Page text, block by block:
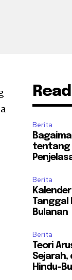
Berita
tentang
Berita
Bulanan
Berita
Teori
Sejarah,
Hindu-